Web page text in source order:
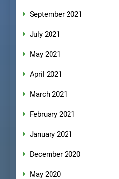
September 2021
July 2021
May 2021
April 2021
March 2021
February 2021
January 2021
December 2020
May 2020